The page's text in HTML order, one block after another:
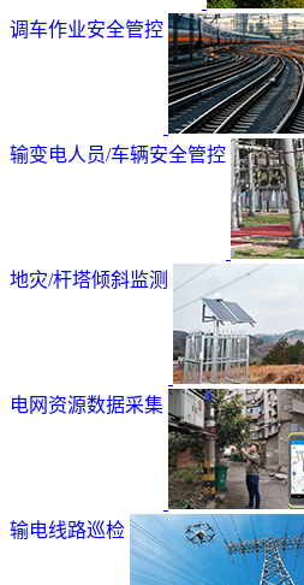
调车作业安全管控
输变电人员/车辆安全管控
地灾/杆塔倾斜监测
电网资源数据采集
输电线路巡检